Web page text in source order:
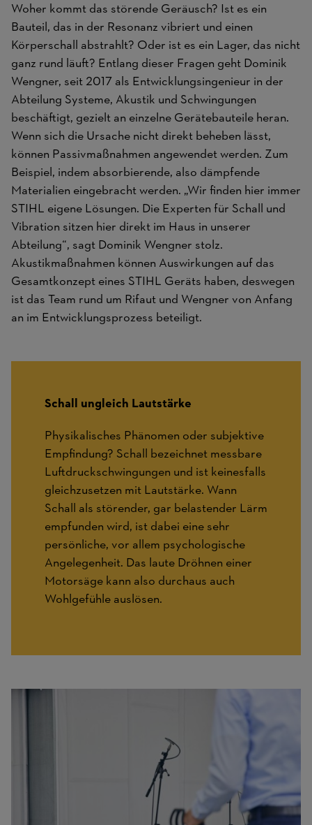
Woher kommt das störende Geräusch? Ist es ein
Bauteil, das in der Resonanz vibriert und einen
Körperschall abstrahlt? Oder ist es ein Lager, das nicht
ganz rund läuft? Entlang dieser Fragen geht Dominik
Wengner, seit 2017 als Entwicklungsingenieur in der
Abteilung Systeme, Akustik und Schwingungen
beschäftigt, gezielt an einzelne Gerätebauteile heran.
Wenn sich die Ursache nicht direkt beheben lässt,
können Passivmaßnahmen angewendet werden. Zum
Beispiel, indem absorbierende, also dämpfende
Materialien eingebracht werden. „Wir finden hier immer
STIHL eigene Lösungen. Die Experten für Schall und
Vibration sitzen hier direkt im Haus in unserer
Abteilung“, sagt Dominik Wengner stolz.
Akustikmaßnahmen können Auswirkungen auf das
Gesamtkonzept eines STIHL Geräts haben, deswegen
ist das Team rund um Rifaut und Wengner von Anfang
an im Entwicklungsprozess beteiligt.
Schall ungleich Lautstärke
Physikalisches Phänomen oder subjektive
Empfindung? Schall bezeichnet messbare
Luftdruckschwingungen und ist keinesfalls
gleichzusetzen mit Lautstärke. Wann
Schall als störender, gar belastender Lärm
empfunden wird, ist dabei eine sehr
persönliche, vor allem psychologische
Angelegenheit. Das laute Dröhnen einer
Motorsäge kann also durchaus auch
Wohlgefühle auslösen.